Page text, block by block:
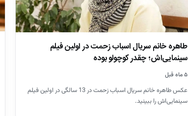
طاهره خانم سریال اسباب زحمت در اولین فیلم
سینمایی‌اش؛ چقدر کوچولو بوده
۵ ماه قبل
عکس طاهره خانم سریال اسباب زحمت در 13 سالگی در اولین فیلم
سینمایی‌اش را ببینید.